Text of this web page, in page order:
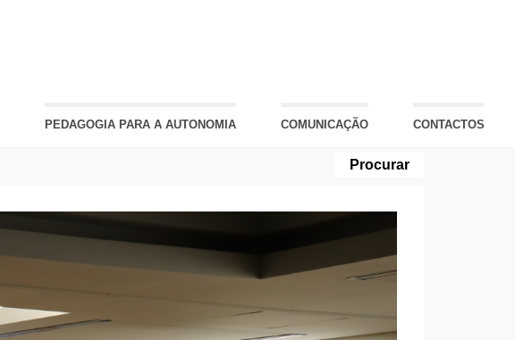
PEDAGOGIA PARA A AUTONOMIA COMUNICAÇÃO CONTACTOS